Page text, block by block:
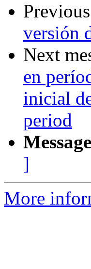
versión
Next
en
inicial
period
]
More